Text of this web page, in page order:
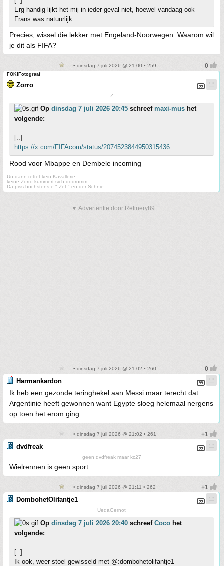
Erg handig lijkt het mij in ieder geval niet, hoewel vandaag ook
Frans was natuurlijk.
Precies, wissel die lekker met Engeland-Noorwegen. Waarom wil
je dit als FIFA?
• dinsdag 7 juli 2026 @ 21:00 • 259
FOK!Fotograaf
Zorro
Z
Op dinsdag 7 juli 2026 20:45 schreef maxi-mus het
volgende:
[..]
https://x.com/FIFAcom/status/2074523844950315436
Rood voor Mbappe en Dembele incoming
Un dann rettet kein Kavallerie,
keine Zorro kümmert sich dodrömm.
Dä piss höchstens e " Zet " en der Schnie
▼ Advertentie door Refinery89
• dinsdag 7 juli 2026 @ 21:02 • 260
Harmankardon
Ik heb een gezonde teringhekel aan Messi maar terecht dat
Argentinie heeft gewonnen want Egypte sloeg helemaal nergens
op toen het erom ging.
• dinsdag 7 juli 2026 @ 21:02 • 261
dvdfreak
geen dvdfreak maar kc27
Wielrennen is geen sport
• dinsdag 7 juli 2026 @ 21:11 • 262
DombohetOlifantje1
UedaGernot
Op dinsdag 7 juli 2026 20:40 schreef Coco het
volgende:
[..]
Ik ook, weer stoel gewisseld met @:dombohetolifantje1